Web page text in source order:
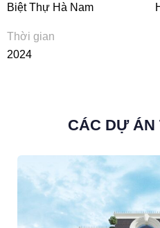
Biệt Thự Hà Nam
Thời gian
2024
CÁC DỰ